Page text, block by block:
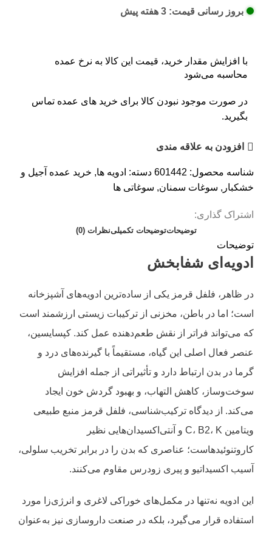
بروز رسانی قیمت: 3 هفته پیش
با افزایش مقدار خرید، قیمت این کالا به نرخ عمده
محاسبه می‌شود
در صورت موجود نبودن کالا برای خرید های عمده تماس
بگیرید.
افزودن به علاقه مندی
شناسه محصول: 601442 دسته: ادویه ها, خرید عمده آجیل و
خشکبار , سوغات سمنان, سوغاتی ها
اشتراک گذاری:
توضیحاتتوضیحات تکمیلینظرات (0)
توضیحات
ادویه‌ای شفابخش
در ظاهر، فلفل قرمز یکی از ساده‌ترین ادویه‌های آشپزخانه
است؛ اما در باطن، مخزنی از ترکیبات زیستی ارزشمند است
که می‌تواند فراتر از نقش طعم‌دهنده عمل کند. کپسایسین،
عنصر فعال اصلی این گیاه، مستقیماً با گیرنده‌های درد و
گرما در بدن ارتباط دارد و تأثیراتی از جمله افزایش
سوخت‌وساز، کاهش التهاب، و بهبود گردش خون ایجاد
می‌کند. از دیدگاه ترکیب‌شناسی، فلفل قرمز منبع طبیعی
ویتامین C، B2، K و آنتی‌اکسیدان‌هایی نظیر
کاروتنوئیدهاست؛ عناصری که بدن را در برابر تخریب سلولی،
آسیب اکسیداتیو و پیری زودرس مقاوم می‌کنند.
این ادویه نه‌تنها در مکمل‌های خوراکی لاغری و انرژی‌زا مورد
استفاده قرار می‌گیرد، بلکه در صنعت داروسازی نیز به‌عنوان